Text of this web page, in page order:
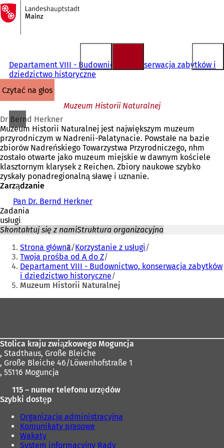
Przejdź do treści
Do
strony
głównej
Departament VIII - Budownictwo, konserwacja zabytków i
dziedzictwo historyczne
czytać na głos
Muzeum Historii Naturalnej
Dr Bernd Herkner
Muzeum Historii Naturalnej jest największym muzeum
przyrodniczym w Nadrenii-Palatynacie. Powstałe na bazie
zbiorów Nadreńskiego Towarzystwa Przyrodniczego, nhm
zostało otwarte jako muzeum miejskie w dawnym kościele
klasztornym klarysek z Reichen. Zbiory naukowe szybko
zyskały ponadregionalną sławę i uznanie.
Zarządzanie
Pan Dr. Bernd Herkner
Zadania
usługi
Skontaktuj się z namiStruktura organizacyjna
Jesteś
tutaj:
Strona główna Korzystanie z usługi
Twoja prośba od A do Z
Departament VIII - Budownictwo, konserwacja zabytków
i dziedzictwo historyczne
Muzeum Historii Naturalnej
Stolica kraju związkowego Moguncja
, Stadthaus, Große Bleiche
, Große Bleiche 46/Löwenhofstraße 1
, 55116 Moguncja
115 – numer telefonu urzędów
Szybki dostęp
Organizacja administracyjna
Komunikaty prasowe
Wakaty
System informacyjny Rady